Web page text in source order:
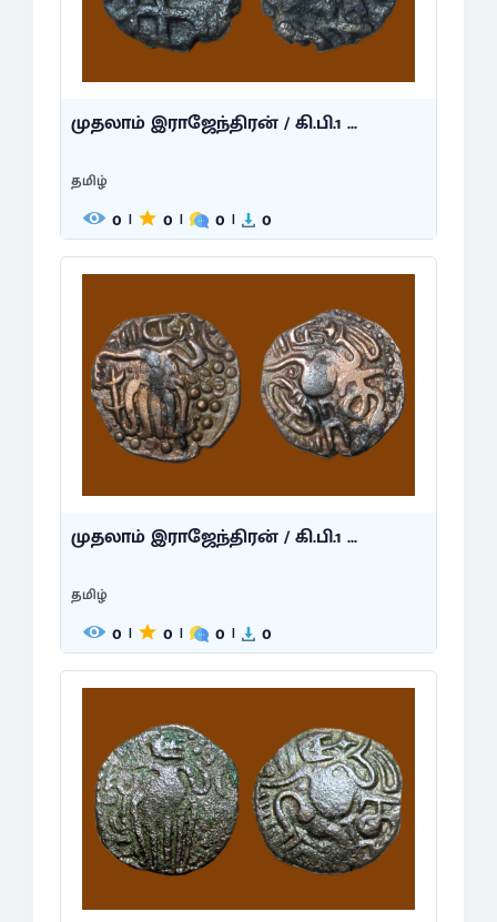
முதலாம் இராஜேந்திரன் / கி.பி.1 ...
தமிழ்
0 | 0 | 0 | 0
முதலாம் இராஜேந்திரன் / கி.பி.1 ...
தமிழ்
0 | 0 | 0 | 0